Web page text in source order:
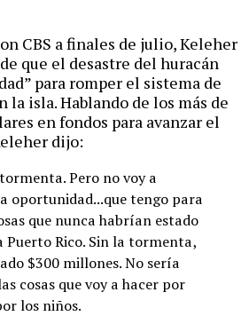
CBS a finales de julio, Keleher
que el desastre del huracán
para romper el sistema de
la isla. Hablando de los más de
en fondos para avanzar el
dijo:
Pero no voy a
oportunidad...que tengo para
que nunca habrían estado
Puerto Rico. Sin la tormenta,
$300 millones. No sería
cosas que voy a hacer por
los niños.